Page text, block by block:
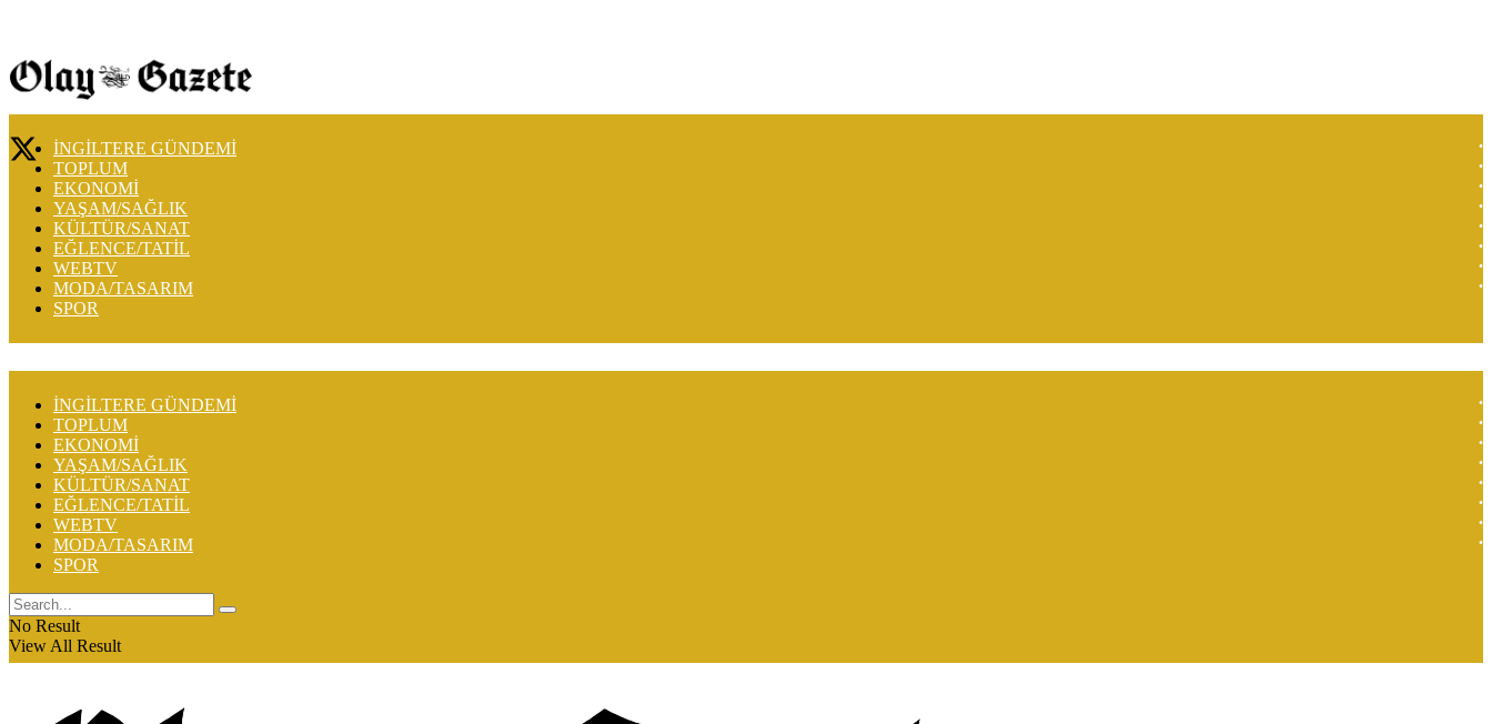
İNGİLTERE GÜNDEMİ
TOPLUM
EKONOMİ
YAŞAM/SAĞLIK
KÜLTÜR/SANAT
EĞLENCE/TATİL
WEBTV
MODA/TASARIM
SPOR
İNGİLTERE GÜNDEMİ
TOPLUM
EKONOMİ
YAŞAM/SAĞLIK
KÜLTÜR/SANAT
EĞLENCE/TATİL
WEBTV
MODA/TASARIM
SPOR
No Result
View All Result